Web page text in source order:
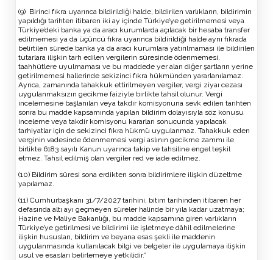
(9) Birinci fıkra uyarınca bildirildiği halde, bildirilen varlıkların, bildirimin
yapıldığı tarihten itibaren iki ay içinde Türkiye’ye getirilmemesi veya
Türkiye’deki banka ya da aracı kurumlarda açılacak bir hesaba transfer
edilmemesi ya da üçüncü fıkra uyarınca bildirildiği halde aynı fıkrada
belirtilen sürede banka ya da aracı kurumlara yatırılmaması ile bildirilen
tutarlara ilişkin tarh edilen vergilerin süresinde ödenmemesi,
taahhütlere uyulmaması ve bu maddede yer alan diğer şartların yerine
getirilmemesi hallerinde sekizinci fıkra hükmünden yararlanılamaz.
Ayrıca, zamanında tahakkuk ettirilmeyen vergiler, vergi ziyaı cezası
uygulanmaksızın gecikme faiziyle birlikte tahsil olunur. Vergi
incelemesine başlanılan veya takdir komisyonuna sevk edilen tarihten
sonra bu madde kapsamında yapılan bildirim dolayısıyla söz konusu
inceleme veya takdir komisyonu kararları sonucunda yapılacak
tarhiyatlar için de sekizinci fıkra hükmü uygulanmaz. Tahakkuk eden
verginin vadesinde ödenmemesi vergi aslının gecikme zammı ile
birlikte 6183 sayılı Kanun uyarınca takip ve tahsiline engel teşkil
etmez. Tahsil edilmiş olan vergiler red ve iade edilmez.
(10) Bildirim süresi sona erdikten sonra bildirimlere ilişkin düzeltme
yapılamaz.
(11) Cumhurbaşkanı 31/7/2027 tarihini, bitim tarihinden itibaren her
defasında altı ayı geçmeyen süreler halinde bir yıla kadar uzatmaya;
Hazine ve Maliye Bakanlığı, bu madde kapsamına giren varlıkların
Türkiye’ye getirilmesi ve bildirimi ile işletmeye dâhil edilmelerine
ilişkin hususları, bildirim ve beyana esas şekli ile maddenin
uygulanmasında kullanılacak bilgi ve belgeler ile uygulamaya ilişkin
usul ve esasları belirlemeye yetkilidir.”